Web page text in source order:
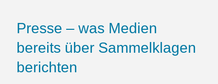
Presse – was Medien
bereits über Sammelklagen
berichten